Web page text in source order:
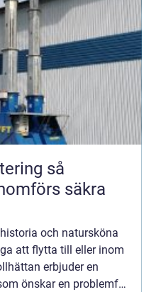
så
säkra
och natursköna
att flytta till eller inom
erbjuder en
önskar en problemfri